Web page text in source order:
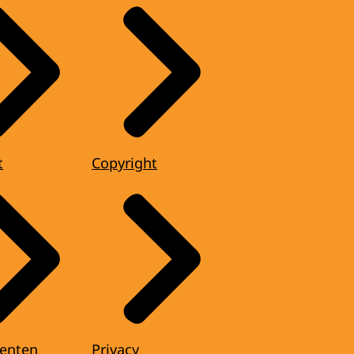
Copyright
Privacy